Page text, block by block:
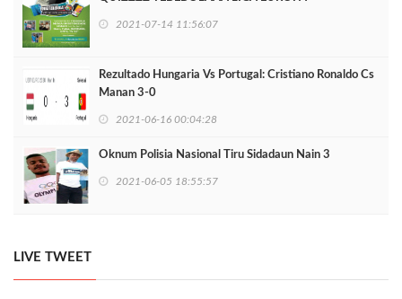
2021-07-14 11:56:07
Rezultado Hungaria Vs Portugal: Cristiano Ronaldo Cs
Manan 3-0
2021-06-16 00:04:28
Oknum Polisia Nasional Tiru Sidadaun Nain 3
2021-06-05 18:55:57
LIVE TWEET